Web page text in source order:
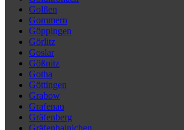
Golßen
Gommern
Göppingen
Görlitz
Goslar
Gößnitz
Gotha
Göttingen
Grabow
Grafenau
Gräfenberg